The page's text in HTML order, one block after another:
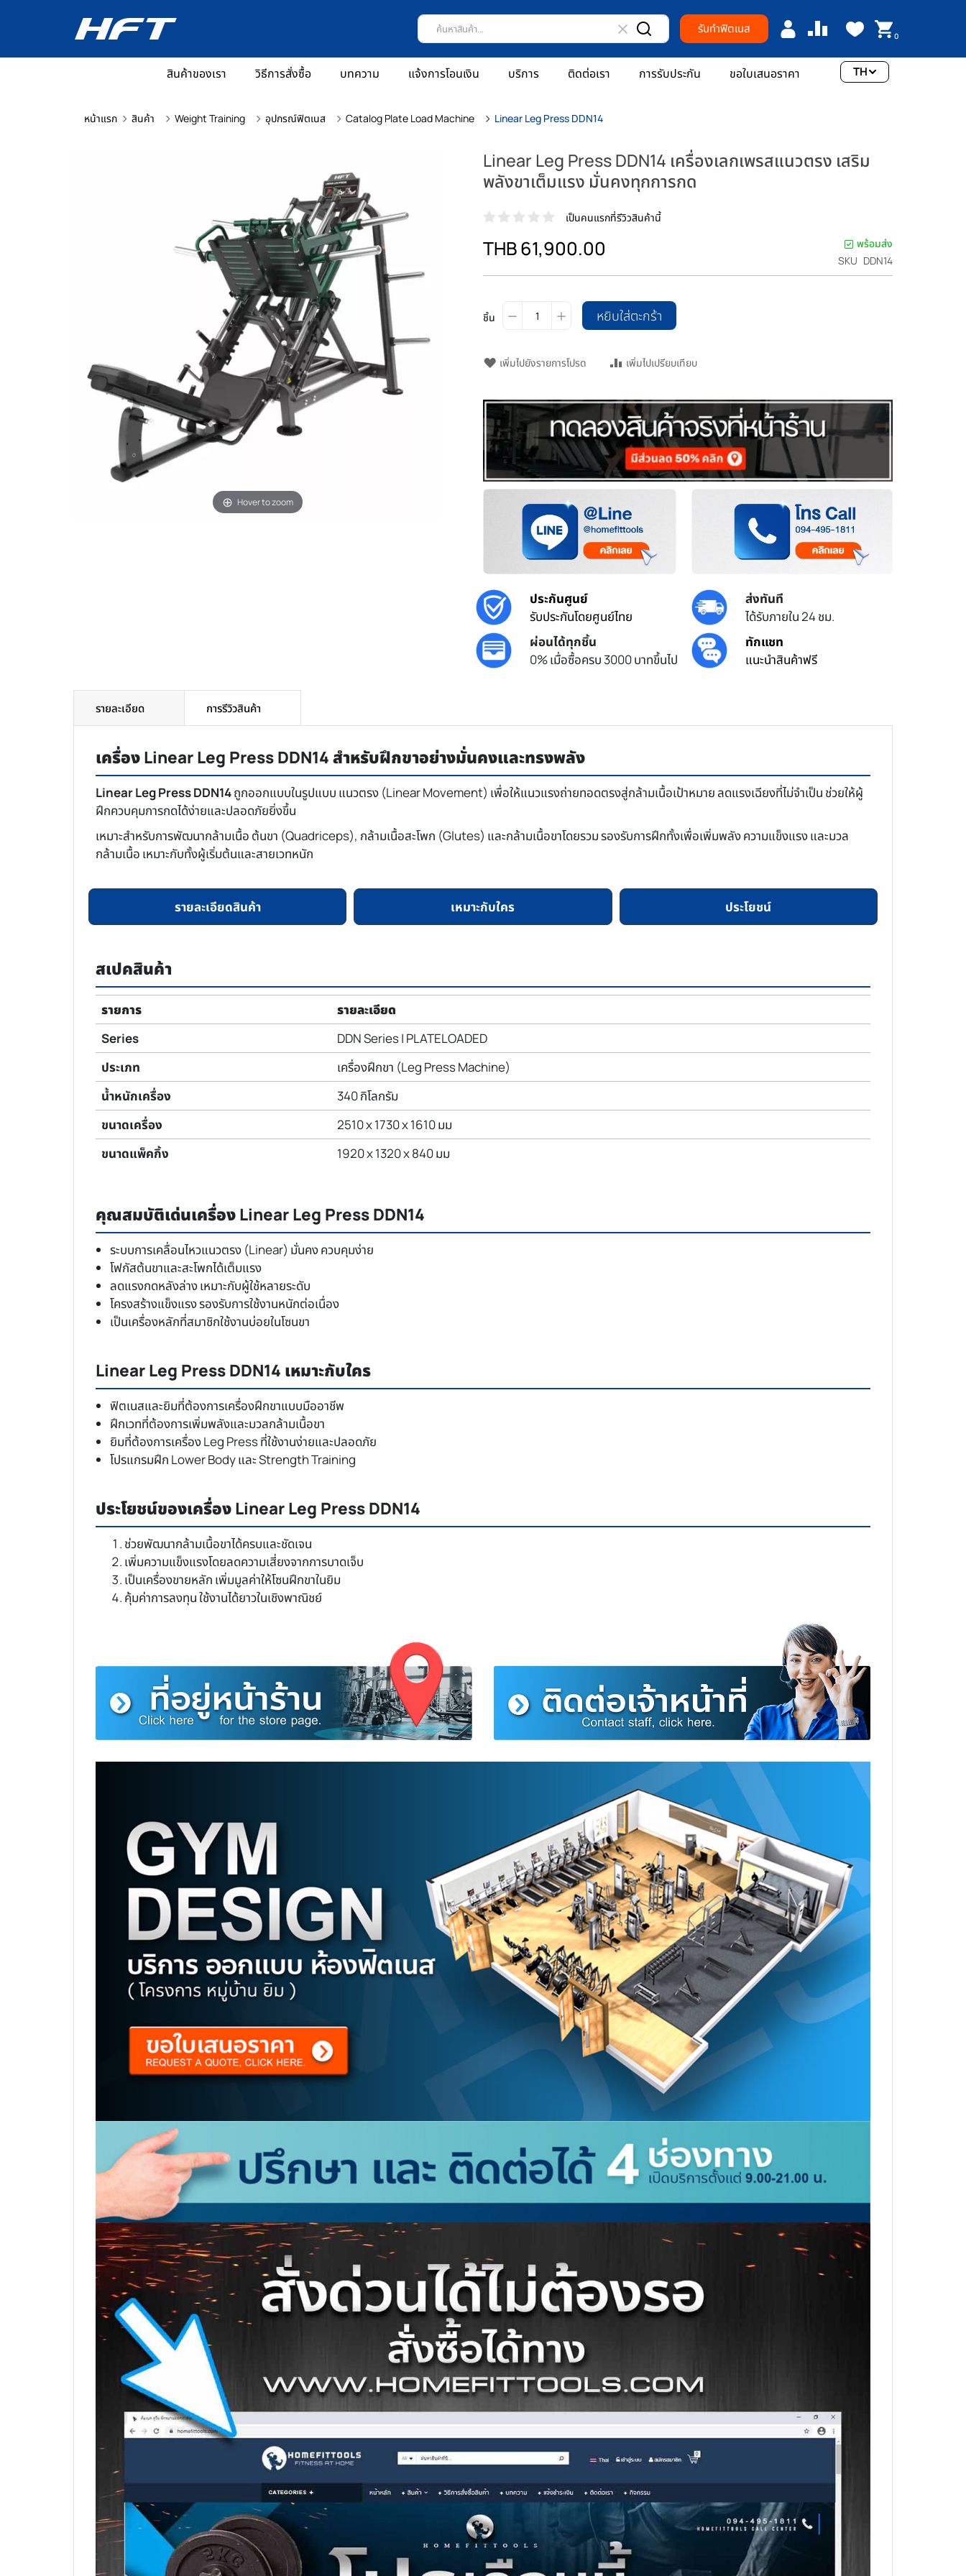
รับทำฟิตเนส 0
สินค้าของเรา วิธีการสั่งซื้อ บทความ แจ้งการโอนเงิน บริการ ติดต่อเรา การรับประกัน ขอใบเสนอราคา TH
หน้าแรก สินค้า Weight Training อุปกรณ์ฟิตเนส Catalog Plate Load Machine Linear Leg Press DDN14
Hover to zoom
Linear Leg Press DDN14 เครื่องเลกเพรสแนวตรง เสริม
พลังขาเต็มแรง มั่นคงทุกการกด
เป็นคนแรกที่รีวิวสินค้านี้
THB 61,900.00
พร้อมส่ง
SKU DDN14
ชิ้น หยิบใส่ตะกร้า
เพิ่มไปยังรายการโปรด เพิ่มไปเปรียบเทียบ
ประกันศูนย์
รับประกันโดยศูนย์ไทย
ส่งทันที
ได้รับภายใน 24 ชม.
ผ่อนได้ทุกชิ้น
0% เมื่อซื้อครบ 3000 บาทขึ้นไป
ทักแชท
แนะนำสินค้าฟรี
รายละเอียด
เครื่อง Linear Leg Press DDN14 สำหรับฝึกขาอย่างมั่นคงและทรงพลัง
Linear Leg Press DDN14ถูกออกแบบในรูปแบบ แนวตรง (Linear Movement) เพื่อให้แนวแรงถ่ายทอดตรงสู่กล้ามเนื้อเป้าหมาย ลดแรงเฉียงที่ไม่จำเป็น ช่วยให้ผู้
ฝึกควบคุมการกดได้ง่ายและปลอดภัยยิ่งขึ้น
เหมาะสำหรับการพัฒนากล้ามเนื้อ ต้นขา (Quadriceps), กล้ามเนื้อสะโพก (Glutes) และกล้ามเนื้อขาโดยรวม รองรับการฝึกทั้งเพื่อเพิ่มพลัง ความแข็งแรง และมวล
กล้ามเนื้อ เหมาะกับทั้งผู้เริ่มต้นและสายเวทหนัก
รายละเอียดสินค้า เหมาะกับใคร ประโยชน์
สเปคสินค้า
รายการ
รายละเอียด
Series
DDN Series | PLATELOADED
ประเภท
เครื่องฝึกขา (Leg Press Machine)
น้ำหนักเครื่อง
340 กิโลกรัม
ขนาดเครื่อง
2510 x 1730 x 1610 มม
ขนาดแพ็คกิ้ง
1920 x 1320 x 840 มม
คุณสมบัติเด่นเครื่อง Linear Leg Press DDN14
ระบบการเคลื่อนไหวแนวตรง (Linear) มั่นคง ควบคุมง่าย
โฟกัสต้นขาและสะโพกได้เต็มแรง
ลดแรงกดหลังล่าง เหมาะกับผู้ใช้หลายระดับ
โครงสร้างแข็งแรง รองรับการใช้งานหนักต่อเนื่อง
เป็นเครื่องหลักที่สมาชิกใช้งานบ่อยในโซนขา
Linear Leg Press DDN14 เหมาะกับใคร
ฟิตเนสและยิมที่ต้องการเครื่องฝึกขาแบบมืออาชีพ
ฝึกเวทที่ต้องการเพิ่มพลังและมวลกล้ามเนื้อขา
ยิมที่ต้องการเครื่อง Leg Press ที่ใช้งานง่ายและปลอดภัย
โปรแกรมฝึก Lower Body และ Strength Training
ประโยชน์ของเครื่อง Linear Leg Press DDN14
ช่วยพัฒนากล้ามเนื้อขาได้ครบและชัดเจน
เพิ่มความแข็งแรงโดยลดความเสี่ยงจากการบาดเจ็บ
เป็นเครื่องขายหลัก เพิ่มมูลค่าให้โซนฝึกขาในยิม
คุ้มค่าการลงทุน ใช้งานได้ยาวในเชิงพาณิชย์
การรีวิวสินค้า